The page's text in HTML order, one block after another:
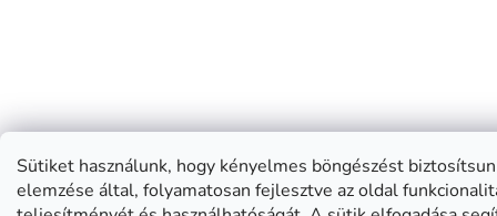
Sütiket használunk, hogy kényelmes böngészést
elemzése által, folyamatosan fejlesztve az oldal